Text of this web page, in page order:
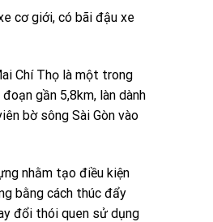
cơ giới, có bãi đậu xe
Chí Thọ là một trong
gần 5,8km, làn dành
bờ sông Sài Gòn vào
nhằm tạo điều kiện
bằng cách thúc đẩy
đổi thói quen sử dụng